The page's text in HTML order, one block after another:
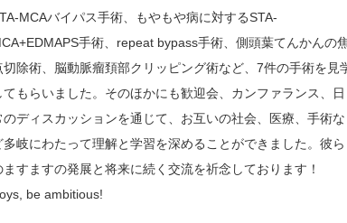
MCAバイパス手術、もやもや病に対するSTA-
手術、repeat bypass手術、側頭葉てんかんの
切除術、脳動脈瘤頚部クリッピング術など、7件の手術を見
てもらいました。そのほかにも歓迎会、カンファランス、日
のディスカッションを通じて、お互いの社会、医療、手術な
多岐にわたって理解と学習を深めることができました。彼ら
ますますの発展と将来に続く交流を祈念しております！
be ambitious!